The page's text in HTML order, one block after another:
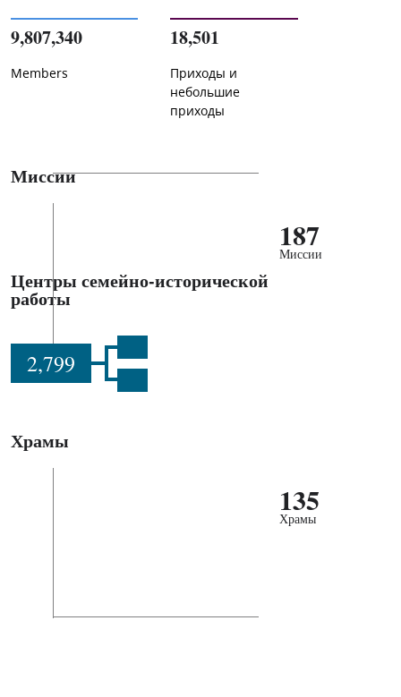
9,807,340
Members
18,501
Приходы и
небольшие
приходы
Миссии
187
Миссии
Центры семейно-исторической
работы
2,799
Храмы
135
Храмы